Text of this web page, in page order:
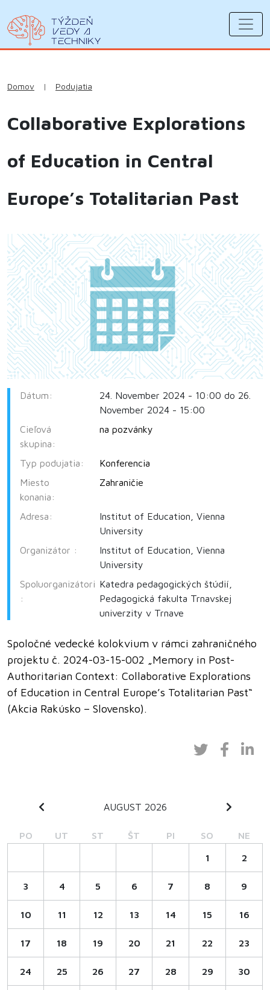
Domov | Podujatia
Collaborative Explorations
of Education in Central
Europe’s Totalitarian Past
Dátum:
24. November 2024 - 10:00 do 26.
November 2024 - 15:00
Cieľová
skupina:
na pozvánky
Typ podujatia:
Konferencia
Miesto
konania:
Zahraničie
Adresa:
Institut of Education, Vienna
University
Organizátor :
Institut of Education, Vienna
University
Spoluorganizátori
:
Katedra pedagogických štúdií,
Pedagogická fakulta Trnavskej
univerzity v Trnave
Spoločné vedecké kolokvium v rámci zahraničného
projektu č. 2024-03-15-002 „Memory in Post-
Authoritarian Context: Collaborative Explorations
of Education in Central Europe’s Totalitarian Past“
(Akcia Rakúsko – Slovensko).
AUGUST 2026
PO UT ST ŠT PI SO NE
1 2
3 4 5 6 7 8 9
10 11 12 13 14 15 16
17 18 19 20 21 22 23
24 25 26 27 28 29 30